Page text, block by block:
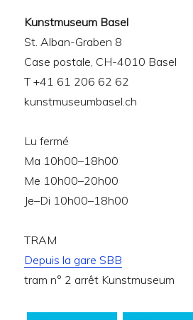
Kunstmuseum Basel
St. Alban-Graben 8
Case postale, CH-4010 Basel
T +41 61 206 62 62
kunstmuseumbasel.ch
Lu fermé
Ma 10h00–18h00
Me 10h00–20h00
Je–Di 10h00–18h00
TRAM
Depuis la gare SBB
tram n° 2 arrêt Kunstmuseum